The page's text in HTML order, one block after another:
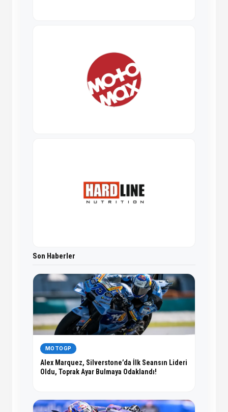
Son Haberler
MOTOGP
Alex Marquez, Silverstone’da İlk Seansın Lideri
Oldu, Toprak Ayar Bulmaya Odaklandı!